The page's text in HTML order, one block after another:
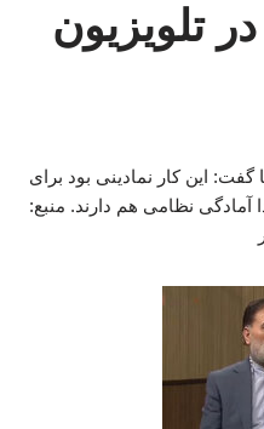
تلویزیون
این کار نمادینی بود برای
جان‌فدا آمادگی نظامی هم دارند. منبع: